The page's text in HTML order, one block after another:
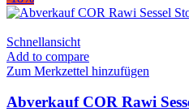
Schnellansicht
Add to compare
Zum Merkzettel hinzufügen
Abverkauf COR Rawi